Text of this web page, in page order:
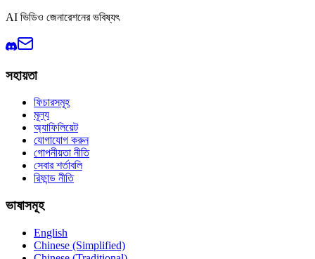
AI ভিডিও জেনারেশনের ভবিষ্যৎ
সহায়তা
ফিচারসমূহ
মূল্য
অ্যাফিলিয়েট
যোগাযোগ করুন
গোপনীয়তা নীতি
সেবার শর্তাবলি
রিফান্ড নীতি
ভাষাসমূহ
English
Chinese (Simplified)